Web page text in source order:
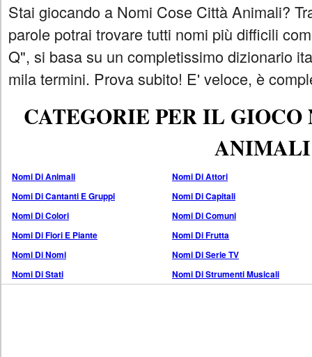
Stai giocando a Nomi Cose Città Animali?
parole potrai trovare tutti nomi più difficili
Q", si basa su un completissimo dizionario
mila termini. Prova subito! E' veloce, è
CATEGORIE PER IL
ANIMALI
Nomi Di Animali
Nomi Di Attori
Nomi Di Cantanti E Gruppi
Nomi Di Capitali
Nomi Di Colori
Nomi Di Comuni
Nomi Di Fiori E Piante
Nomi Di Frutta
Nomi Di Nomi
Nomi Di Serie TV
Nomi Di Stati
Nomi Di Strumenti Musicali